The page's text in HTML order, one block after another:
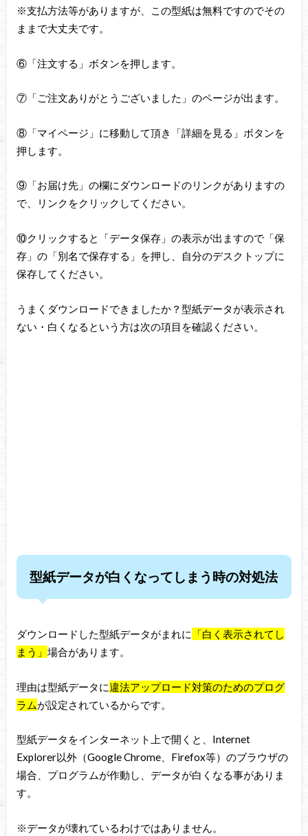
※支払方法等がありますが、この型紙は無料ですのでその
ままで大丈夫です。
⑥「注文する」ボタンを押します。
⑦「ご注文ありがとうございました」のページが出ます。
⑧「マイページ」に移動して頂き「詳細を見る」ボタンを
押します。
⑨「お届け先」の欄にダウンロードのリンクがありますの
で、リンクをクリックしてください。
⑩クリックすると「データ保存」の表示が出ますので「保
存」の「別名で保存する」を押し、自分のデスクトップに
保存してください。
うまくダウンロードできましたか？型紙データが表示され
ない・白くなるという方は次の項目を確認ください。
型紙データが白くなってしまう時の対処法
ダウンロードした型紙データがまれに 「白く表示されてし
まう」 場合があります。
理由は型紙データに違法アップロード対策のためのプログ
ラムが設定されているからです。
型紙データをインターネット上で開くと、Internet
Explorer以外（Google Chrome、Firefox等）のブラウザの
場合、プログラムが作動し、データが白くなる事がありま
す。
※データが壊れているわけではありません。